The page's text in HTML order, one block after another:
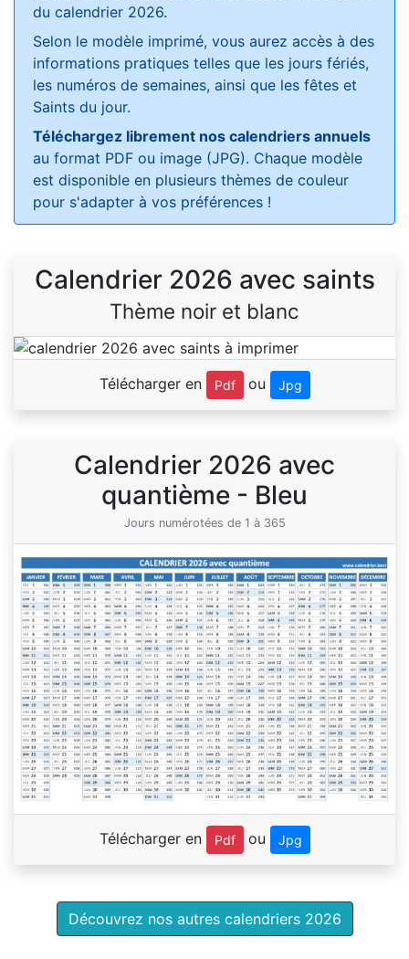
du calendrier 2026.
Selon le modèle imprimé, vous aurez accès à des
informations pratiques telles que les jours fériés,
les numéros de semaines, ainsi que les fêtes et
Saints du jour.
Téléchargez librement nos calendriers annuels
au format PDF ou image (JPG). Chaque modèle
est disponible en plusieurs thèmes de couleur
pour s'adapter à vos préférences !
Calendrier 2026 avec saints
Thème noir et blanc
Télécharger en Pdf ou Jpg
Calendrier 2026 avec
quantième - Bleu
Jours numérotées de 1 à 365
Télécharger en Pdf ou Jpg
Découvrez nos autres calendriers 2026